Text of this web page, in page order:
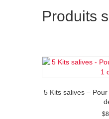
Produits
5 Kits salives –
$